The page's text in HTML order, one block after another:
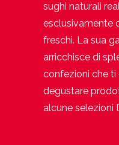
sughi naturali
esclusivamente
freschi. La sua
arricchisce di
confezioni che ti
degustare
alcune selezioni